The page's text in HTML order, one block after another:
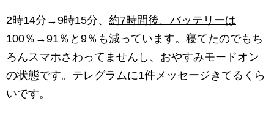
2時14分→9時15分、 約7時間後、バッテリーは
100％→91％と9％も減っています。寝てたのでもち
ろんスマホさわってませんし、おやすみモードオン
の状態です。テレグラムに1件メッセージきてるくら
いです。